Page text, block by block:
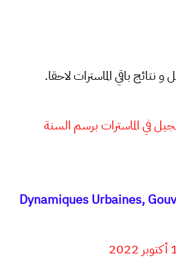
باقي الماسترات لاحقا.
في الماسترات برسم السنة
Dynamiques Urbaines,